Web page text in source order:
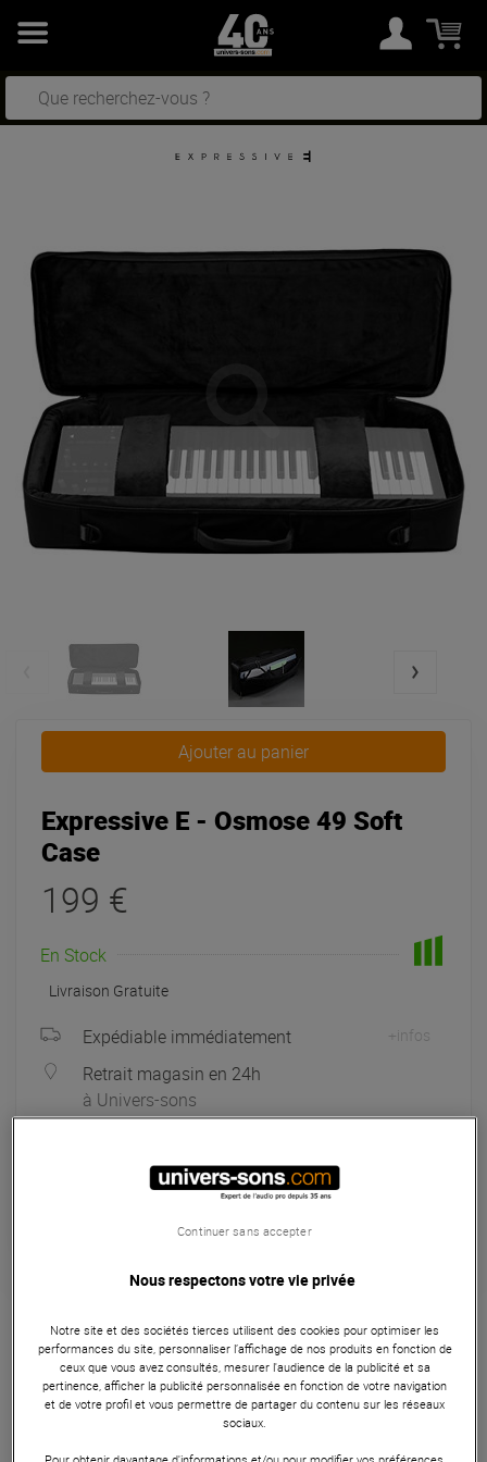
Ajouter au panier
Expressive E - Osmose 49 Soft
Case
199 €
En Stock
Livraison Gratuite
Expédiable immédiatement +infos
Retrait magasin en 24h
à Univers-sons
Apport initial :
TAEG fixe :
Etuis Housses Sacs
L'Expressive E Osmose 49 Soft Case (EE49) est une housse
de transport noire haut de gamme pour musiciens,
Nous respectons votre vie privée
Notre site et des sociétés tierces utilisent des cookies pour optimiser les
performances du site, personnaliser l’affichage de nos produits en fonction de
ceux que vous avez consultés, mesurer l'audience de la publicité et sa
pertinence, afficher la publicité personnalisée en fonction de votre navigation
et de votre profil et vous permettre de partager du contenu sur les réseaux
sociaux.
Continuer sans accepter